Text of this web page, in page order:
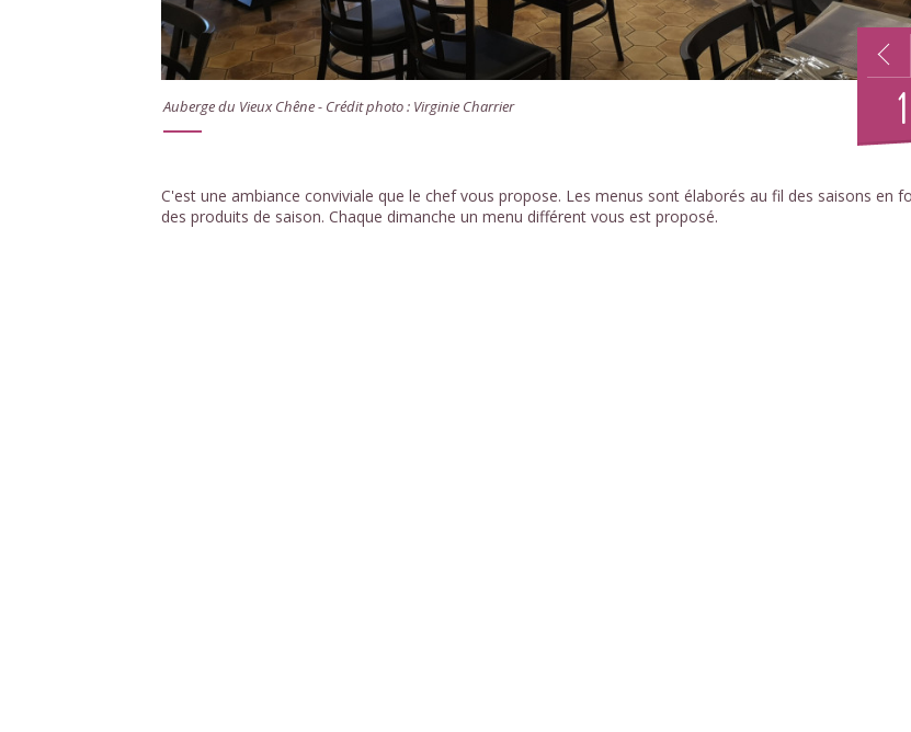
Auberge du Vieux Chêne - Crédit photo : Virginie Charrier 1
C'est une ambiance conviviale que le chef vous propose. Les menus sont élaborés au fil des saisons en
des produits de saison. Chaque dimanche un menu différent vous est proposé.